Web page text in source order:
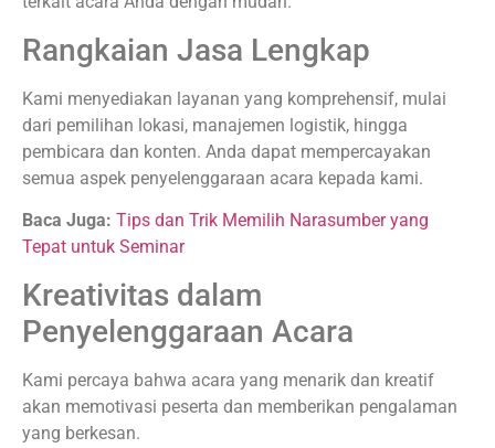
Rangkaian Jasa Lengkap
Kami menyediakan layanan yang komprehensif, mulai
dari pemilihan lokasi, manajemen logistik, hingga
pembicara dan konten. Anda dapat mempercayakan
semua aspek penyelenggaraan acara kepada kami.
Baca Juga: Tips dan Trik Memilih Narasumber yang
Tepat untuk Seminar
Kreativitas dalam
Penyelenggaraan Acara
Kami percaya bahwa acara yang menarik dan kreatif
akan memotivasi peserta dan memberikan pengalaman
yang berkesan.